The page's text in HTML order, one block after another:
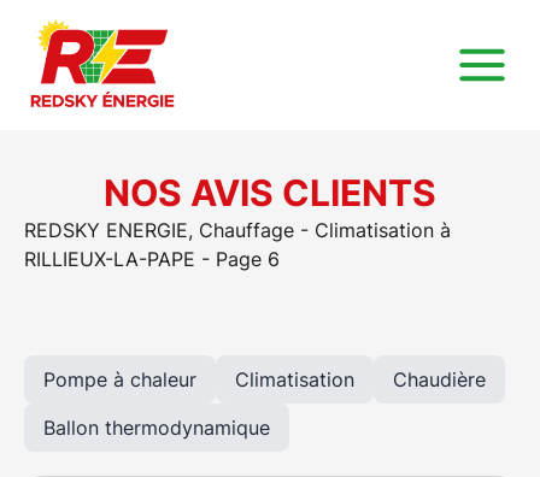
REDSKY ENERGIE, Chauffage - Climatisation à
RILLIEUX-LA-PAPE - Page 6
NOS AVIS CLIENTS
Pompe à chaleur Climatisation
Chaudière
Ballon thermodynamique